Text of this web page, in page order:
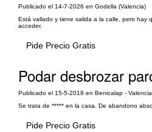
Publicado el 14-7-2026 en Godella (Valencia)
Está vallado y tiene salida a la calle, pero hay
acceder.
Pide Precio Gratis
Podar desbrozar
Publicado el 15-5-2018 en Benicalap -
Se trata de ***** en la casa. De abandono
Pide Precio Gratis